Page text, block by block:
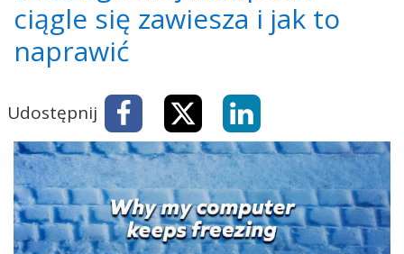
ciągle się zawiesza i jak to
naprawić
Udostępnij